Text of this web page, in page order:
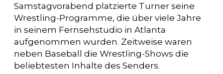
Samstagvorabend platzierte Turner seine
Wrestling-Programme, die über viele Jahre
in seinem Fernsehstudio in Atlanta
aufgenommen wurden. Zeitweise waren
neben Baseball die Wrestling-Shows die
beliebtesten Inhalte des Senders.